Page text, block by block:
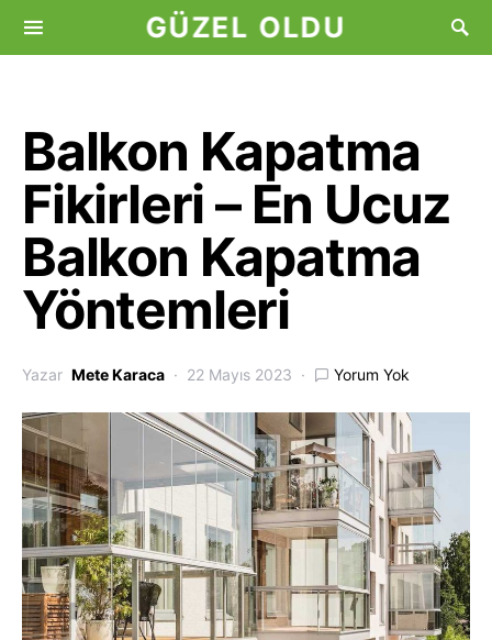
GÜZEL OLDU
Balkon Kapatma
Fikirleri – En Ucuz
Balkon Kapatma
Yöntemleri
Yazar Mete Karaca 22 Mayıs 2023 Yorum Yok